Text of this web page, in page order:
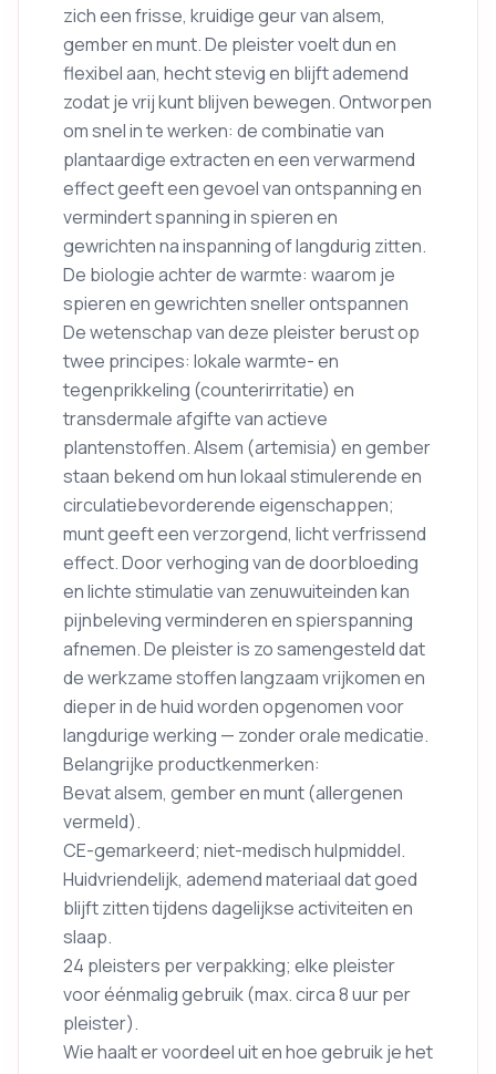
zich een frisse, kruidige geur van alsem,
gember en munt. De pleister voelt dun en
flexibel aan, hecht stevig en blijft ademend
zodat je vrij kunt blijven bewegen. Ontworpen
om snel in te werken: de combinatie van
plantaardige extracten en een verwarmend
effect geeft een gevoel van ontspanning en
vermindert spanning in spieren en
gewrichten na inspanning of langdurig zitten.
De biologie achter de warmte: waarom je
spieren en gewrichten sneller ontspannen
De wetenschap van deze pleister berust op
twee principes: lokale warmte- en
tegenprikkeling (counterirritatie) en
transdermale afgifte van actieve
plantenstoffen. Alsem (artemisia) en gember
staan bekend om hun lokaal stimulerende en
circulatiebevorderende eigenschappen;
munt geeft een verzorgend, licht verfrissend
effect. Door verhoging van de doorbloeding
en lichte stimulatie van zenuwuiteinden kan
pijnbeleving verminderen en spierspanning
afnemen. De pleister is zo samengesteld dat
de werkzame stoffen langzaam vrijkomen en
dieper in de huid worden opgenomen voor
langdurige werking — zonder orale medicatie.
Belangrijke productkenmerken:
Bevat alsem, gember en munt (allergenen
vermeld).
CE-gemarkeerd; niet-medisch hulpmiddel.
Huidvriendelijk, ademend materiaal dat goed
blijft zitten tijdens dagelijkse activiteiten en
slaap.
24 pleisters per verpakking; elke pleister
voor éénmalig gebruik (max. circa 8 uur per
pleister).
Wie haalt er voordeel uit en hoe gebruik je het